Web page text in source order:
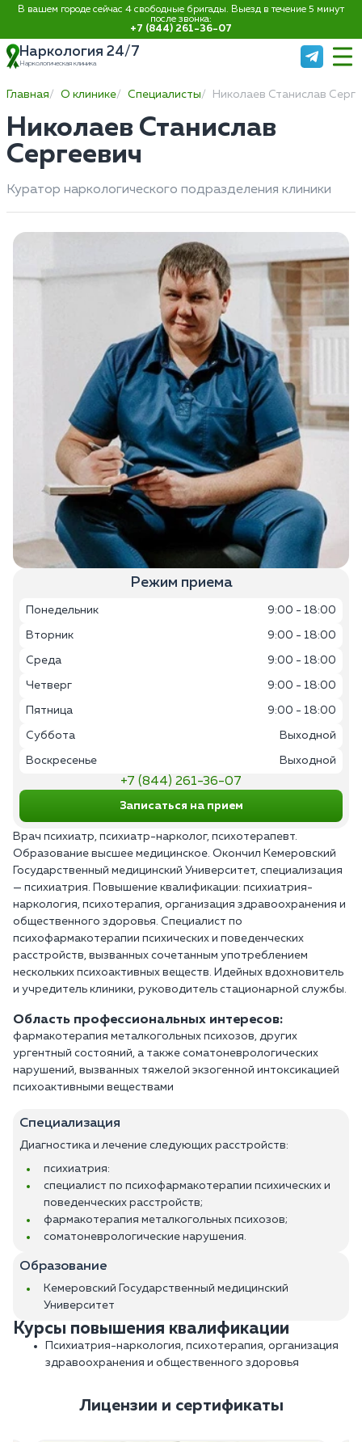
В вашем городе сейчас 4 свободные бригады. Выезд в течение 5 минут
после звонка:
+7 (844) 261-36-07
Наркология 24/7
Наркологическая клиника
Главная О клинике Специалисты Николаев Станислав
Николаев Станислав
Сергеевич
Куратор наркологического подразделения клиники
Режим приема
Понедельник 9:00 - 18:00
Вторник 9:00 - 18:00
Среда 9:00 - 18:00
Четверг 9:00 - 18:00
Пятница 9:00 - 18:00
Суббота Выходной
Воскресенье Выходной
+7 (844) 261-36-07
Записаться на прием
Врач психиатр, психиатр-нарколог, психотерапевт.
Образование высшее медицинское. Окончил Кемеровский
Государственный медицинский Университет, специализация
— психиатрия. Повышение квалификации: психиатрия-
наркология, психотерапия, организация здравоохранения и
общественного здоровья. Специалист по
психофармакотерапии психических и поведенческих
расстройств, вызванных сочетанным употреблением
нескольких психоактивных веществ. Идейных вдохновитель
и учредитель клиники, руководитель стационарной службы.
Область профессиональных интересов:
фармакотерапия металкогольных психозов, других
ургентный состояний, а также соматоневрологических
нарушений, вызванных тяжелой экзогенной интоксикацией
психоактивными веществами
Специализация
Диагностика и лечение следующих расстройств:
психиатрия:
специалист по психофармакотерапии психических и
поведенческих расстройств;
фармакотерапия металкогольных психозов;
соматоневрологические нарушения.
Образование
Кемеровский Государственный медицинский
Университет
Курсы повышения квалификации
Психиатрия-наркология, психотерапия, организация
здравоохранения и общественного здоровья
Лицензии и сертификаты